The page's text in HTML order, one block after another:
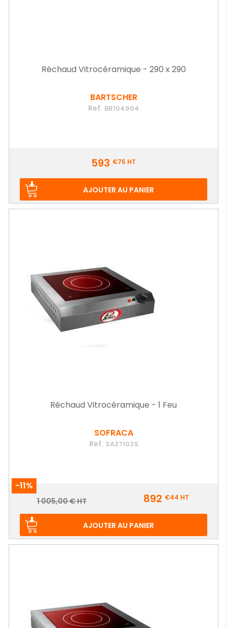
Réchaud Vitrocéramique - 290 x 290
BARTSCHER
Ref. BR104904
593 €75 HT
AJOUTER AU PANIER
Réchaud Vitrocéramique - 1 Feu
SOFRACA
Ref. SA27102S
-11%
Prix
Prix
1 005,00 € HT 892 €44 HT
AJOUTER AU PANIER